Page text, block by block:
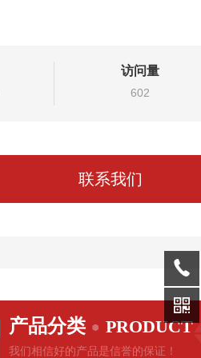
访问量
602
联系我们
产品分类 PRODUCT
我们相信好的产品是信誉的保证！